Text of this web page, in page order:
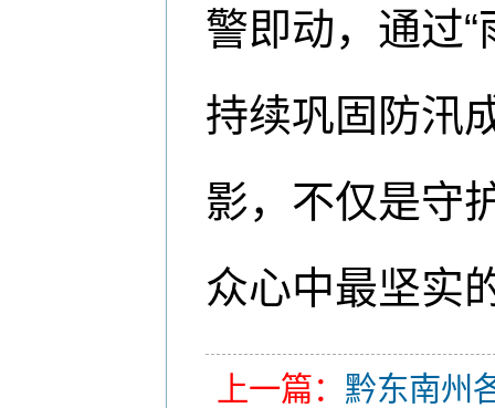
警即动，通过
持续巩固防汛
影，不仅是守
众心中最坚实
上一篇： 黔东南州